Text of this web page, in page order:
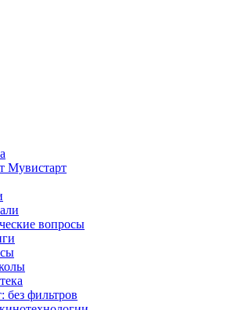
Мувистарт
вопросы
без фильтров